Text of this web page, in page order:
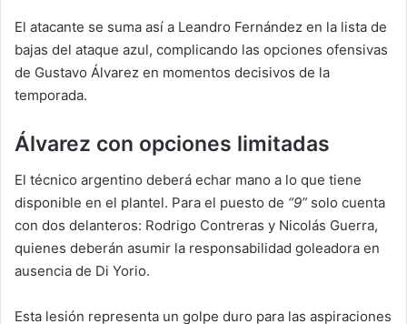
El atacante se suma así a Leandro Fernández en la lista de
bajas del ataque azul, complicando las opciones ofensivas
de Gustavo Álvarez en momentos decisivos de la
temporada.
Álvarez con opciones limitadas
El técnico argentino deberá echar mano a lo que tiene
disponible en el plantel. Para el puesto de “9” solo cuenta
con dos delanteros: Rodrigo Contreras y Nicolás Guerra,
quienes deberán asumir la responsabilidad goleadora en
ausencia de Di Yorio.
Esta lesión representa un golpe duro para las aspiraciones